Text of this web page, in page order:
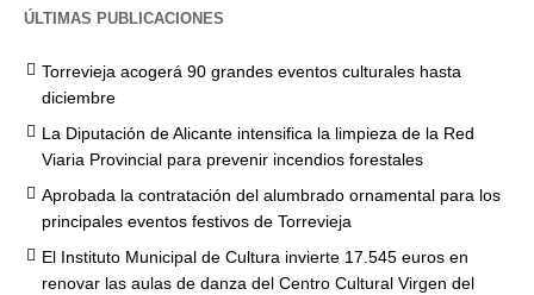
ÚLTIMAS PUBLICACIONES
Torrevieja acogerá 90 grandes eventos culturales hasta
diciembre
La Diputación de Alicante intensifica la limpieza de la Red
Viaria Provincial para prevenir incendios forestales
Aprobada la contratación del alumbrado ornamental para los
principales eventos festivos de Torrevieja
El Instituto Municipal de Cultura invierte 17.545 euros en
renovar las aulas de danza del Centro Cultural Virgen del